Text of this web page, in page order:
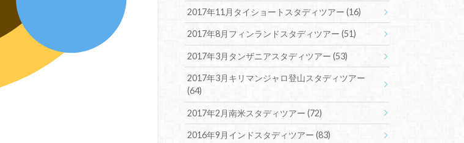
2017年11月タイショートスタディツアー(16)
2017年8月フィンランドスタディツアー(51)
2017年3月タンザニアスタディツアー(53)
2017年3月キリマンジャロ登山スタディツアー
(64)
2017年2月南米スタディツアー(72)
2016年9月インドスタディツアー(83)